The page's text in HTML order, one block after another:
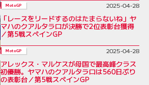
MotoGP 2025-04-28
「レースをリードするのはたまらないね」ヤ
マハのクアルタラロが決勝で2位表彰台獲得
／第5戦スペインGP
MotoGP 2025-04-28
アレックス・マルケスが母国で最高峰クラス
初優勝。ヤマハのクアルタラロは560日ぶり
の表彰台／第5戦スペインGP